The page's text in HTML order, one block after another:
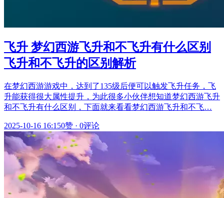
飞升 梦幻西游飞升和不飞升有什么区别
飞升和不飞升的区别解析
在梦幻西游游戏中，达到了135级后便可以触发飞升任务，飞
升能获得很大属性提升，为此很多小伙伴想知道梦幻西游飞升
和不飞升有什么区别，下面就来看看梦幻西游飞升和不飞…
2025-10-16 16:150赞 · 0评论